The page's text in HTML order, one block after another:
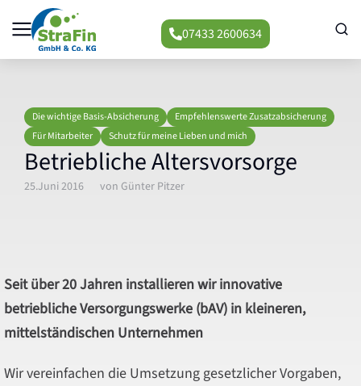
07433 2600634
Die wichtige Basis-Absicherung
Empfehlenswerte Zusatzabsicherung
Für Mitarbeiter
Schutz für meine Lieben und mich
Betriebliche Altersvorsorge
25.Juni 2016 von Günter Pitzer
Seit über 20 Jahren installieren wir innovative
betriebliche Versorgungswerke (bAV) in kleineren,
mittelständischen Unternehmen
Wir vereinfachen die Umsetzung gesetzlicher Vorgaben,